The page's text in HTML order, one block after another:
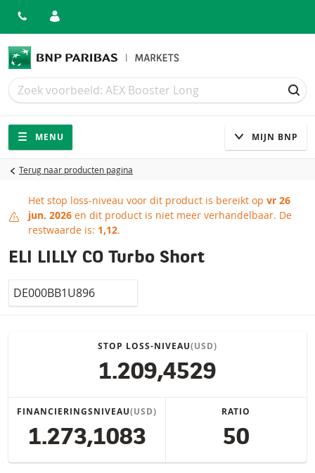
Zoek
Zoek
Navigatie
Site navigatie
MENU MIJN BNP
Terug naar producten pagina
Stop loss-niveau bereikt
Het stop loss-niveau voor dit product is bereikt op vr 26
jun. 2026 en dit product is niet meer verhandelbaar. De
restwaarde is: 1,12.
ELI LILLY CO Turbo Short
Isin
STOP LOSS-NIVEAU(USD)
1.209,4529
FINANCIERINGSNIVEAU(USD)
1.273,1083
RATIO
50